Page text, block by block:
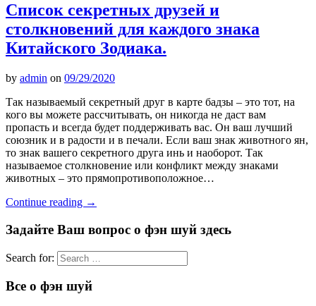
Список секретных друзей и
cтолкновений для каждого знака
Китайского Зодиака.
by admin on 09/29/2020
Так называемый секретный друг в карте бадзы – это тот, на
кого вы можете рассчитывать, он никогда не даст вам
пропасть и всегда будет поддерживать вас. Он ваш лучший
союзник и в радости и в печали. Если ваш знак животного ян,
то знак вашего секретного друга инь и наоборот. Так
называемое столкновение или конфликт между знаками
животных – это прямопротивоположное…
Continue reading →
Задайте Ваш вопрос о фэн шуй здесь
Search for:
Все о фэн шуй